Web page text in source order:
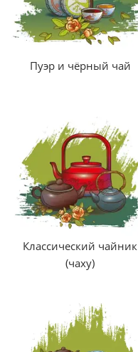
Пуэр и чёрный чай
Классический чайник
(чаху)